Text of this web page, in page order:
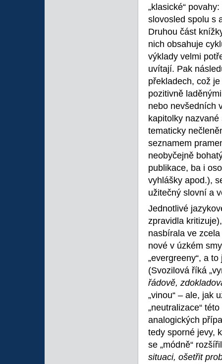
„klasické“
slovosled spolu s
Druhou část
nich obsahuje
výklady velmi
uvítají. Pak
překladech, což
pozitivně
nebo nevšedních
kapitolky
tematicky
seznamem
neobyčejně
publikace, ba i
vyhlášky apod.),
užitečný slovní a
Jednotlivé
zpravidla
nasbírala ve
nové v úzkém
„evergreeny“, a
(Svozilová říká
řádově,
„vinou“ – ale, jak
„neutralizace“
analogických
tedy sporné jevy,
se „módně“
situaci, ošetřit